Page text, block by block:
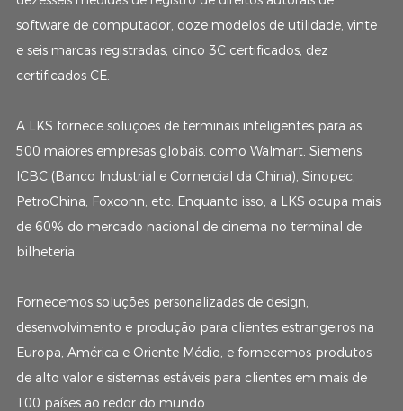
software de computador, doze modelos de utilidade, vinte
e seis marcas registradas, cinco 3C certificados, dez
certificados CE.
A LKS fornece soluções de terminais inteligentes para as
500 maiores empresas globais, como Walmart, Siemens,
ICBC (Banco Industrial e Comercial da China), Sinopec,
PetroChina, Foxconn, etc. Enquanto isso, a LKS ocupa mais
de 60% do mercado nacional de cinema no terminal de
bilheteria.
Fornecemos soluções personalizadas de design,
desenvolvimento e produção para clientes estrangeiros na
Europa, América e Oriente Médio, e fornecemos produtos
de alto valor e sistemas estáveis ​​para clientes em mais de
100 países ao redor do mundo.